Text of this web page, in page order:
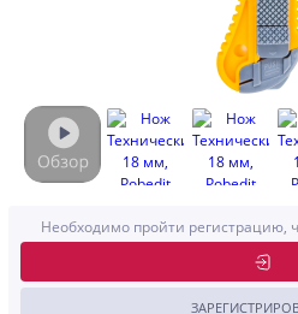
Необходимо пройти регистрацию,